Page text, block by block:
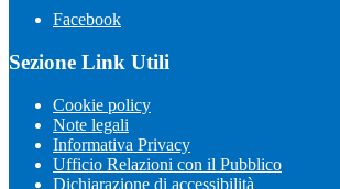
Facebook
Sezione Link Utili
Cookie policy
Note legali
Informativa Privacy
Ufficio Relazioni con il Pubblico
Dichiarazione di accessibilità